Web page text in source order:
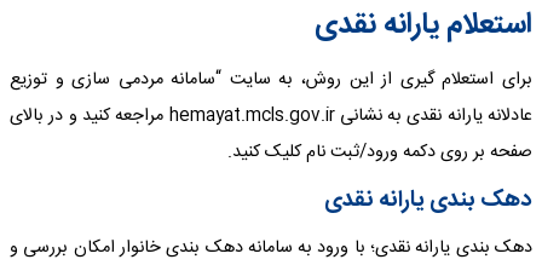
استعلام یارانه نقدی
برای استعلام گیری از این روش، به سایت “سامانه مردمی سازی و توزیع
عادلانه یارانه‌ نقدی به نشانی hemayat.mcls.gov.ir مراجعه کنید و در بالای
صفحه بر روی دکمه ورود/ثبت نام کلیک کنید.
دهک بندی یارانه نقدی
دهک بندی یارانه نقدی؛ با ورود به سامانه دهک بندی خانوار امکان بررسی و